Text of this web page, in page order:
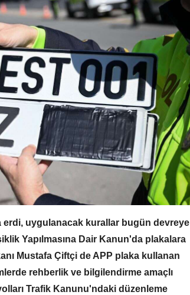
uygulanacak kurallar bugün devreye
Yapılmasına Dair Kanun'da plakalara
Mustafa Çiftçi de APP plaka kullanan
rehberlik ve bilgilendirme amaçlı
Trafik Kanunu'ndaki düzenleme